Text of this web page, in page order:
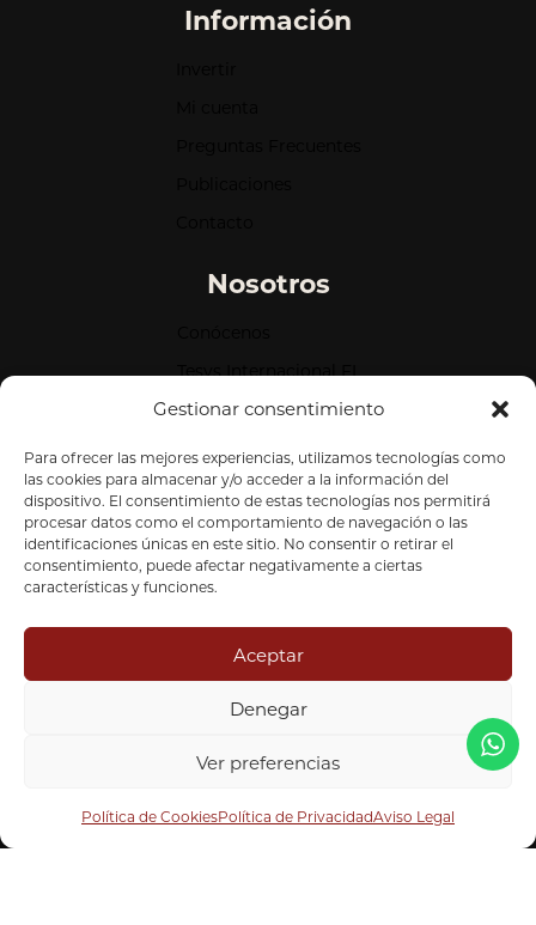
Gestionar consentimiento
Para ofrecer las mejores experiencias, utilizamos tecnologías como
las cookies para almacenar y/o acceder a la información del
dispositivo. El consentimiento de estas tecnologías nos permitirá
procesar datos como el comportamiento de navegación o las
identificaciones únicas en este sitio. No consentir o retirar el
consentimiento, puede afectar negativamente a ciertas
características y funciones.
Aceptar
Denegar
Ver preferencias
Política de CookiesPolítica de PrivacidadAviso Legal
INVERTIR AREA CLIENTES
Información
Nosotros
Tesys Internacional FI
Aviso Legal
Política de Cookies
Política de Privacidad
Contacta
+34 919 601 960
Paseo de Sagasta 32-38
Esc. 2, 1º A 50006 Zaragoza
Canal de Denuncias
Tesys Activos Financieros SGIIC SL|Registro CNMV